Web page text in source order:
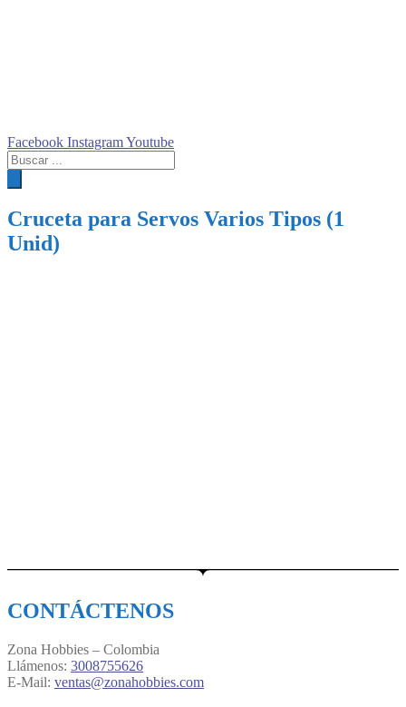
Facebook InstagramYoutube
Búsqueda
de
productos
Cruceta para Servos Varios Tipos (1
Unid)
CONTÁCTENOS
Zona Hobbies – Colombia
Llámenos: 3008755626
E-Mail: ventas@zonahobbies.com